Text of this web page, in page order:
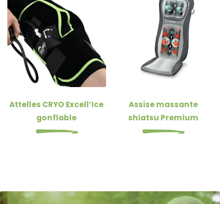
Attelles CRYO Excell’Ice
gonflable
Assise massante
shiatsu Premium